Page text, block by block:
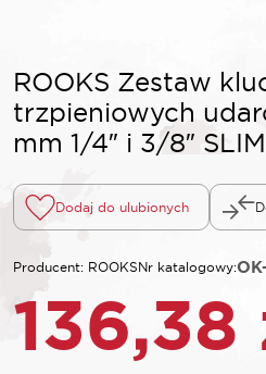
ROOKS Zestaw
trzpieniowych
mm 1/4″ i 3/8″ SLIM
Dodaj do ulubionych
Producent: ROOKSNr katalogowy:
136,38